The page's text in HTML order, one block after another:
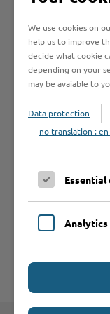
C
U V W
We use cookies on
help us to improve
decide what cookie
depending on your
may be avaiable to
Data protection
no translation :
Essential
Analytics